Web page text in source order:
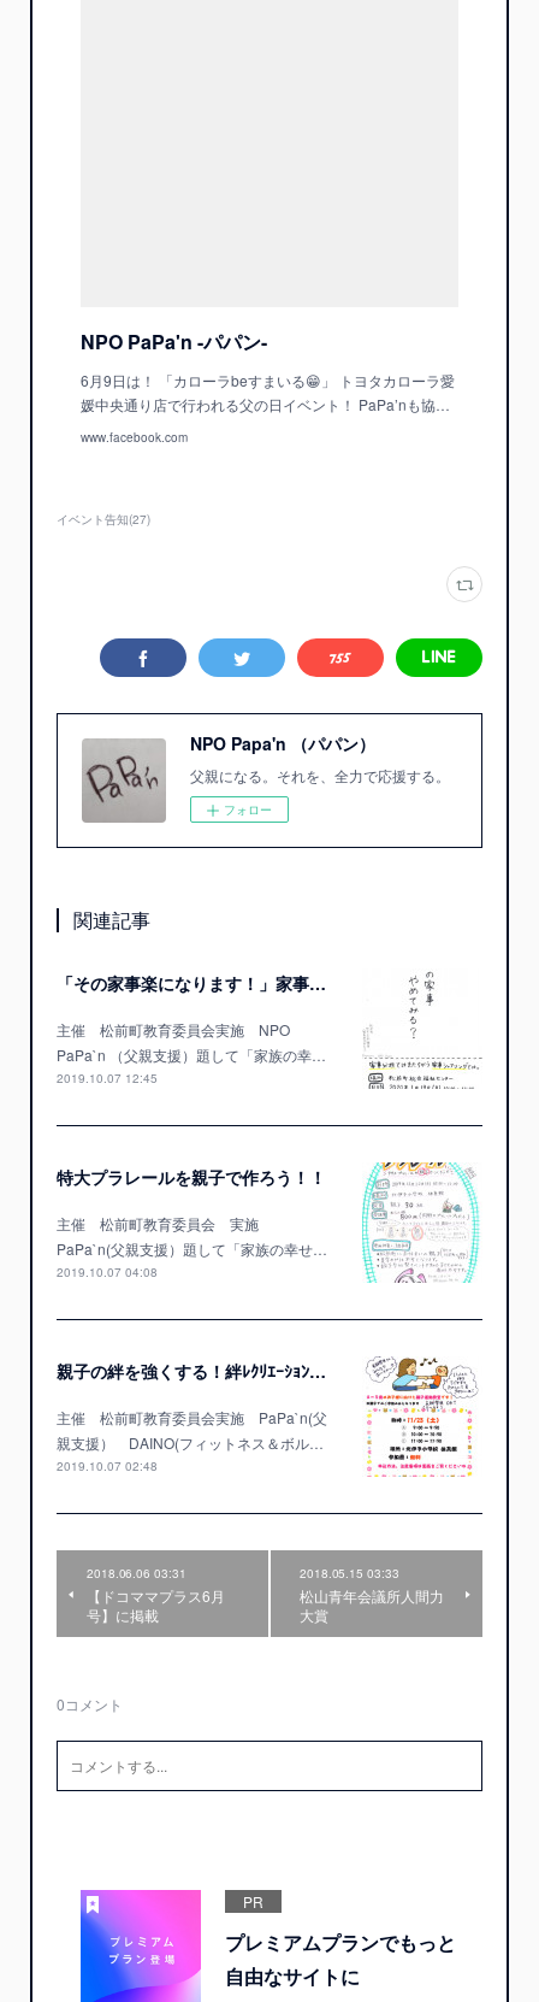
NPO PaPa'n -パパン-
6月9日は！ 「カローラbeすまいる😁」 トヨタカローラ愛
媛中央通り店で行われる父の日イベント！ PaPa’nも協…
www.facebook.com
イベント告知(27)
NPO Papa'n （パパン）
父親になる。それを、全力で応援する。
フォロー
関連記事
「その家事楽になります！」家事改革講座！
主催 松前町教育委員会実施 NPO
PaPa`n （父親支援）題して「家族の幸…
2019.10.07 12:45
特大プラレールを親子で作ろう！！
主催 松前町教育委員会 実施
PaPa`n(父親支援）題して「家族の幸せ…
2019.10.07 04:08
親子の絆を強くする！絆ﾚｸﾘｴｰｼｮﾝ教室開催！
主催 松前町教育委員会実施 PaPa`n(父
親支援） DAINO(フィットネス＆ボル…
2019.10.07 02:48
2018.06.06 03:31
【ドコママプラス6月
号】に掲載
2018.05.15 03:33
松山青年会議所人間力
大賞
0コメント
PR
プレミアムプランでもっと
自由なサイトに